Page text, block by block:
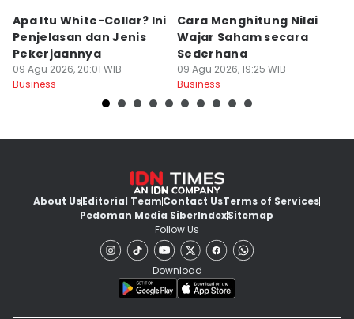
Apa Itu White-Collar? Ini
Penjelasan dan Jenis
Pekerjaannya
09 Agu 2026, 20:01 WIB
Business
Cara Menghitung Nilai
Wajar Saham secara
Sederhana
09 Agu 2026, 19:25 WIB
Business
About UsEditorial TeamContact UsTerms of Services
Pedoman Media SiberIndexSitemap
Follow Us
Download